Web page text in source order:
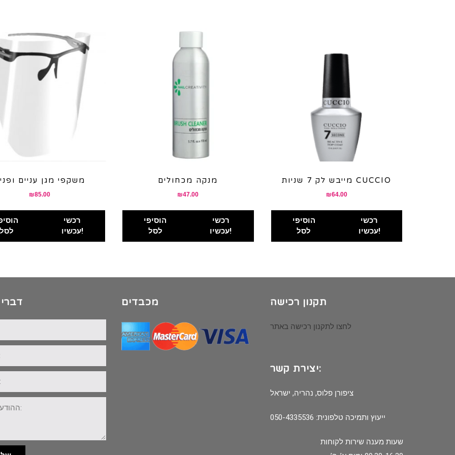
משקפי מגן עניים
₪85.00
לסל
רכשי
עכשיו!
מנקה מכחולים
₪47.00
הוסיפי
לסל
רכשי
עכשיו!
מייבש לק 7 שניות CUCCIO
₪64.00
הוסיפי
לסל
רכשי
עכשיו!
מכבדים תקנון רכישה
לחצו לתקנון רכישה באתר
יצירת קשר:
ציפורן פלוס, נהריה, ישראל
ייעוץ ותמיכה טלפונית: 050-4335536
שעות מענה שירות לקוחות